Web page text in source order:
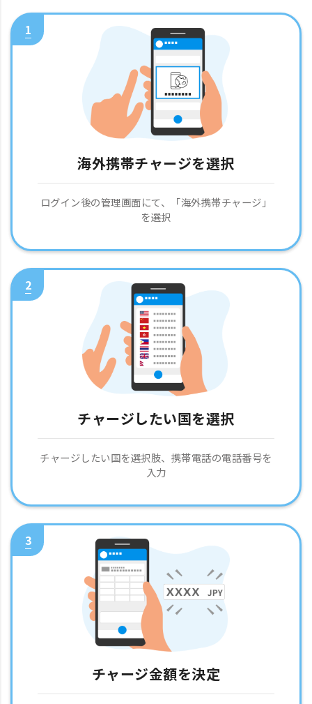
1
海外携帯チャージを選択
ログイン後の管理画面にて、「海外携帯チャージ」
を選択
2
チャージしたい国を選択
チャージしたい国を選択肢、携帯電話の電話番号を
入力
3
チャージ金額を決定